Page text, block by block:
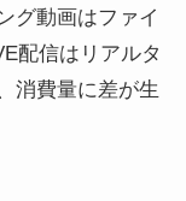
グ動画はファイ
配信はリアルタ
消費量に差が生